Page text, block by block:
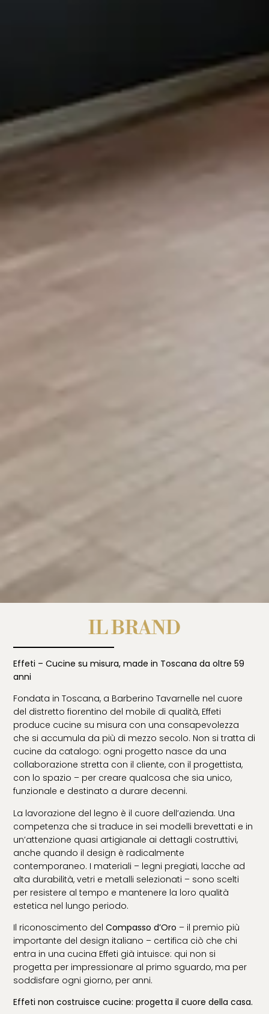
IL BRAND
Effeti – Cucine su misura, made in Toscana da oltre 59
anni
Fondata in Toscana, a Barberino Tavarnelle nel cuore
del distretto fiorentino del mobile di qualità, Effeti
produce cucine su misura con una consapevolezza
che si accumula da più di mezzo secolo. Non si tratta di
cucine da catalogo: ogni progetto nasce da una
collaborazione stretta con il cliente, con il progettista,
con lo spazio – per creare qualcosa che sia unico,
funzionale e destinato a durare decenni.
La lavorazione del legno è il cuore dell’azienda. Una
competenza che si traduce in sei modelli brevettati e in
un’attenzione quasi artigianale ai dettagli costruttivi,
anche quando il design è radicalmente
contemporaneo. I materiali – legni pregiati, lacche ad
alta durabilità, vetri e metalli selezionati – sono scelti
per resistere al tempo e mantenere la loro qualità
estetica nel lungo periodo.
Il riconoscimento delCompasso d’Oro – il premio più
importante del design italiano – certifica ciò che chi
entra in una cucina Effeti già intuisce: qui non si
progetta per impressionare al primo sguardo, ma per
soddisfare ogni giorno, per anni.
Effeti non costruisce cucine: progetta il cuore della casa.